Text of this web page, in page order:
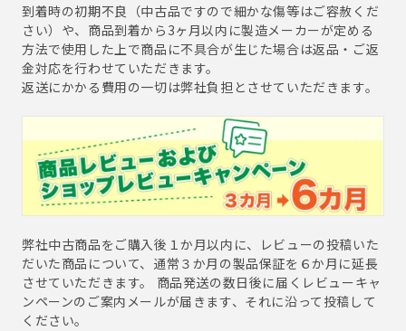
到着時の初期不良（中古品ですので細かな傷等はご容赦くだ
さい）や、商品到着から3ヶ月以内に製造メーカーが定める
方法で使用した上で商品に不具合が生じた場合は返品・ご返
金対応を行わせていただきます。
返送にかかる費用の一切は弊社負担とさせていただきます。
弊社中古商品をご購入後１か月以内に、レビューの投稿いた
だいた商品について、通常３か月の製品保証を６か月に延長
させていただきます。 商品発送の数日後に届くレビューキャ
ンペーンのご案内メールが届きます、それに沿って投稿して
ください。